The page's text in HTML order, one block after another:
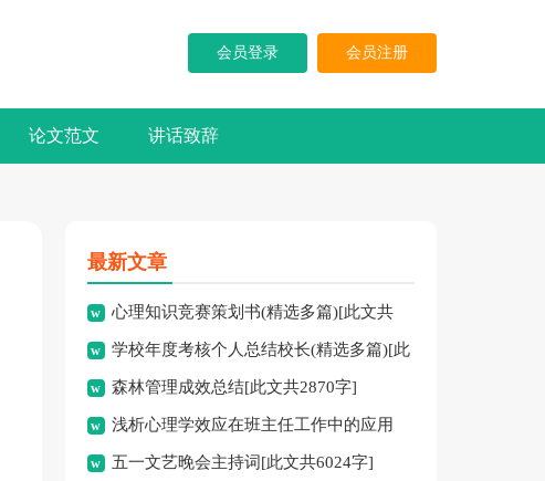
会员登录 会员注册
论文范文 讲话致辞
最新文章
心理知识竞赛策划书(精选多篇)[此文共
5937字]
学校年度考核个人总结校长(精选多篇)[此
文共7741字]
森林管理成效总结[此文共2870字]
浅析心理学效应在班主任工作中的应用
[此文共3828字]
五一文艺晚会主持词[此文共6024字]